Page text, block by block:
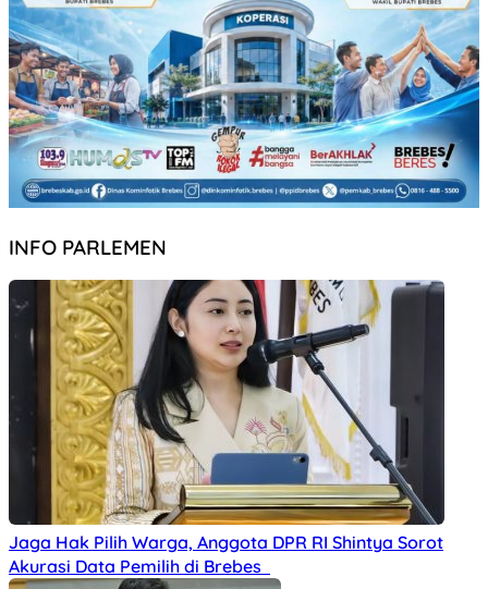
INFO PARLEMEN
Jaga Hak Pilih Warga, Anggota DPR RI Shintya Sorot
Akurasi Data Pemilih di Brebes